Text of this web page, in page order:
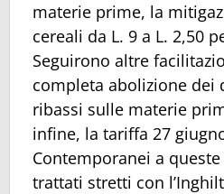
materie prime, la
cereali da L. 9 a L. 2,50
Seguirono altre
completa abolizione dei
ribassi sulle materie
infine, la tariffa 27
Contemporanei a
trattati stretti con